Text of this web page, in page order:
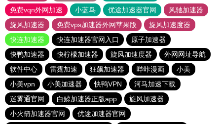
免费vqn外网加速
小蓝鸟 优途加速器官网
风驰加速器
旋风加速器
免费vps加速器外网苹果版
旋风加速度器
快连加速器
快连加速器官网入口
原子加速器
快鸭加速器
快柠檬加速器 旋风加速度器
外网网址导航
软件中心
雷霆加速 狂飙加速器 哔咔漫画
小美
小美vpn
小美加速器 快鸭VPN
河马加速下载
迷雾通官网
白鲸加速器正版app
旋风加速器
小火箭加速器官网
优途加速器官网